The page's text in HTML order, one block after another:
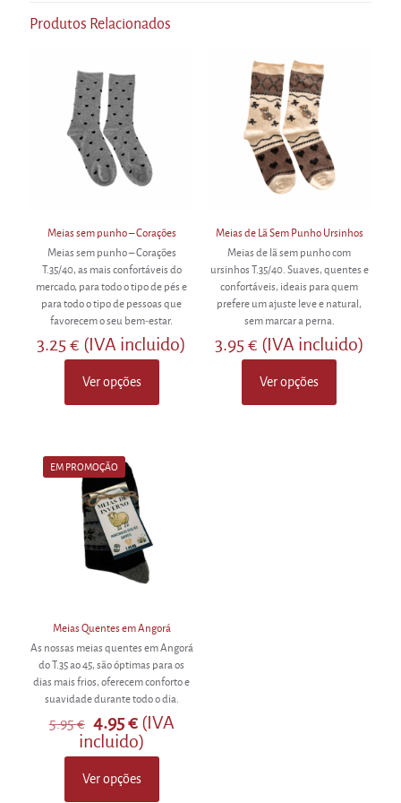
options
chosen
the
product
page
Produtos Relacionados
Meias sem punho – Corações
Meias sem punho – Corações
T.35/40, as mais confortáveis do
mercado, para todo o tipo de pés e
para todo o tipo de pessoas que
favorecem o seu bem-estar.
3.25€ (IVA incluido)
Ver opções
product
variants.
The
options
may
chosen
Meias de Lã Sem Punho Ursinhos
Meias de lã sem punho com
ursinhos T.35/40. Suaves, quentes e
confortáveis, ideais para quem
prefere um ajuste leve e natural,
sem marcar a perna.
3.95€ (IVA incluido)
Ver opções
product
EM PROMOÇÃO
Meias Quentes em Angorá
As nossas meias quentes em Angorá
do T.35 ao 45, são óptimas para os
dias mais frios, oferecem conforto e
suavidade durante todo o dia.
5.95€ O
preço
original
era:
5.95 €.
4.95€O
preço
atual
é:
4.95 €.
(IVA
incluido)
Ver opções